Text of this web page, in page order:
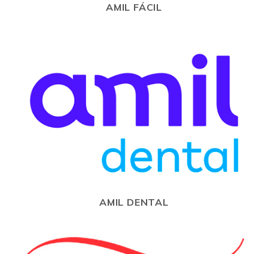
AMIL FÁCIL
AMIL DENTAL